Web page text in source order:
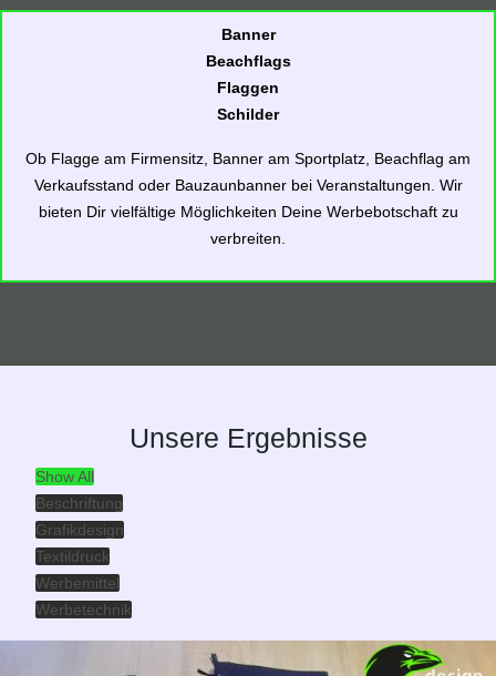
Banner
Beachflags
Flaggen
Schilder
Ob Flagge am Firmensitz, Banner am Sportplatz, Beachflag am
Verkaufsstand oder Bauzaunbanner bei Veranstaltungen. Wir
bieten Dir vielfältige Möglichkeiten Deine Werbebotschaft zu
verbreiten.
Unsere Ergebnisse
Show All
Beschriftung
Grafikdesign
Textildruck
Werbemittel
Werbetechnik